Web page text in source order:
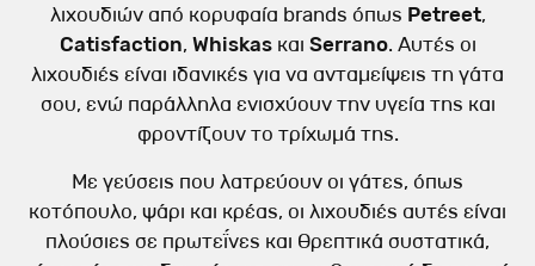
λιχουδιών από κορυφαία brands όπως Petreet,
Catisfaction, Whiskasκαι Serrano. Αυτές οι
λιχουδιές είναι ιδανικές για να ανταμείψεις τη γάτα
σου, ενώ παράλληλα ενισχύουν την υγεία της και
φροντίζουν το τρίχωμά της.
Με γεύσεις που λατρεύουν οι γάτες, όπως
κοτόπουλο, ψάρι και κρέας, οι λιχουδιές αυτές είναι
πλούσιες σε πρωτεΐνες και θρεπτικά συστατικά,